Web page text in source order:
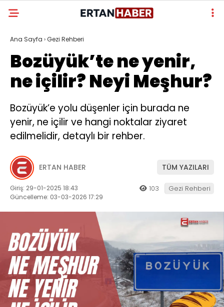
Ana Sayfa ›Gezi Rehberi
Bozüyük’te ne yenir,
ne içilir? Neyi Meşhur?
Bozüyük’e yolu düşenler için burada ne
yenir, ne içilir ve hangi noktalar ziyaret
edilmelidir, detaylı bir rehber.
ERTAN HABER TÜM YAZILARI
Giriş: 29-01-2025 18:43
Güncelleme: 03-03-2026 17:29
103 Gezi Rehberi